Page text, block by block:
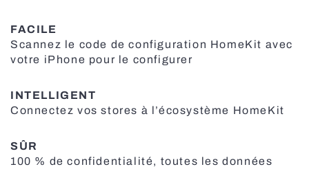
FACILE
Scannez le code de configuration HomeKit avec
votre iPhone pour le configurer
INTELLIGENT
Connectez vos stores à l’écosystème HomeKit
SÛR
100 % de confidentialité, toutes les données